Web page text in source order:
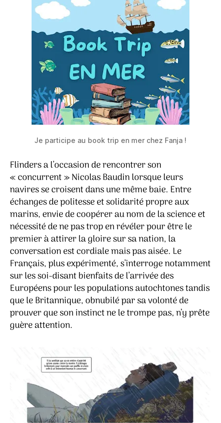
Je participe au book trip en mer chez Fanja !
Flinders a l’occasion de rencontrer son
« concurrent » Nicolas Baudin lorsque leurs
navires se croisent dans une même baie. Entre
échanges de politesse et solidarité propre aux
marins, envie de coopérer au nom de la science et
nécessité de ne pas trop en révéler pour être le
premier à attirer la gloire sur sa nation, la
conversation est cordiale mais pas aisée. Le
Français, plus expérimenté, s’interroge notamment
sur les soi-disant bienfaits de l’arrivée des
Européens pour les populations autochtones tandis
que le Britannique, obnubilé par sa volonté de
prouver que son instinct ne le trompe pas, n’y prête
guère attention.